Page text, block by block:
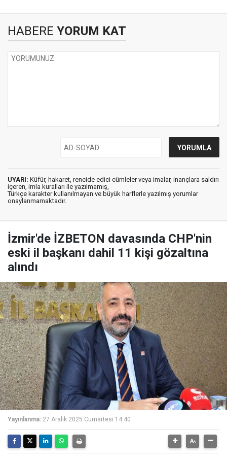
HABERE YORUM KAT
UYARI: Küfür, hakaret, rencide edici cümleler veya imalar, inançlara saldırı
içeren, imla kuralları ile yazılmamış,
Türkçe karakter kullanılmayan ve büyük harflerle yazılmış yorumlar
onaylanmamaktadır.
İzmir'de İZBETON davasında CHP'nin
eski il başkanı dahil 11 kişi gözaltına
alındı
Yayınlanma: 27 Aralık 2025 Cumartesi 14:40